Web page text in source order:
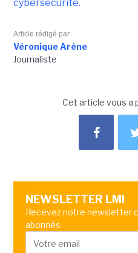
cybersécurité.
Article rédigé par
Véronique Arène
Journaliste
Cet article vous a
NEWSLETTER LMI
Recevez notre newsletter
abonnés